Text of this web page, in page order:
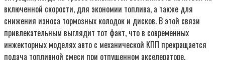
включенной скорости, для экономии топлива, а также для
снижения износа тормозных колодок и дисков. В этой связи
привлекательным выглядит тот факт, что в современных
инжекторных моделях авто с механической КПП прекращается
подача топливной смеси при отпущенном акселераторе.